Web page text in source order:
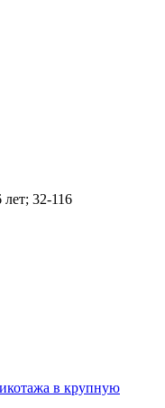
лет; 32-116
в крупную